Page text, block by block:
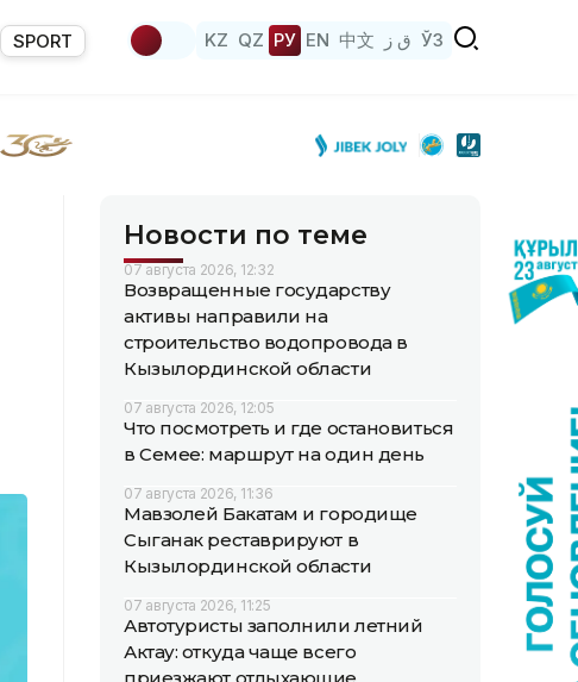
SPORT KZ QZ РУ EN 中文 ق ز ЎЗ
Новости по теме
07 августа 2026, 12:32
Возвращенные государству
активы направили на
строительство водопровода в
Кызылординской области
07 августа 2026, 12:05
Что посмотреть и где остановиться
в Семее: маршрут на один день
07 августа 2026, 11:36
Мавзолей Бакатам и городище
Сыганак реставрируют в
Кызылординской области
07 августа 2026, 11:25
Автотуристы заполнили летний
Актау: откуда чаще всего